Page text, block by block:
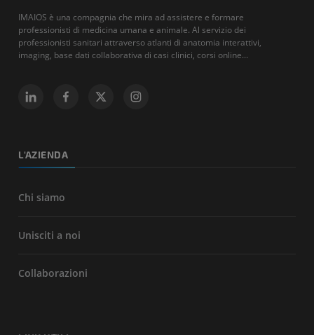
IMAIOS è una compagnia che mira ad assistere e formare
professionisti di medicina umana e animale. Al servizio dei
professionisti sanitari attraverso atlanti di anatomia interattivi,
imaging, base dati collaborativa di casi clinici, corsi online...
L'AZIENDA
Chi siamo
Unisciti a noi
Collaborazioni